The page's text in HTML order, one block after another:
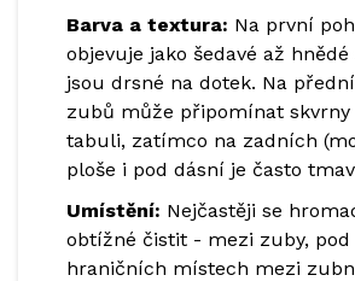
Barva a textura: Na první
objevuje jako šedavé až
jsou drsné na dotek. Na
zubů může připomínat skvrny
tabuli, zatímco na zadních
ploše i pod dásní je často
Umístění: Nejčastěji se
obtížné čistit - mezi zuby, pod
hraničních místech mezi